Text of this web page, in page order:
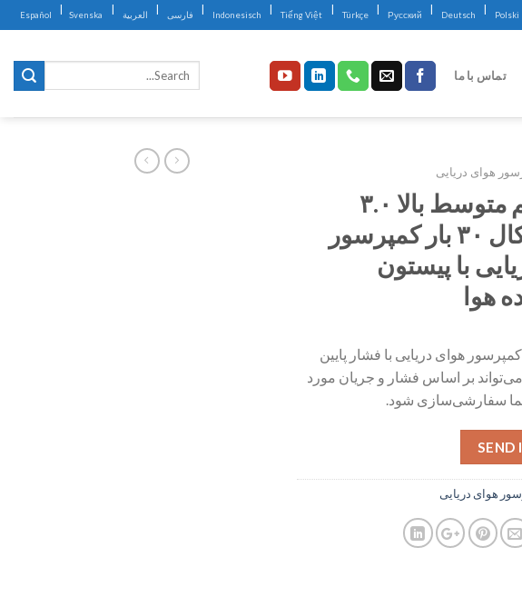
Polski
|
Deutsch
|
Русский
|
Türkçe
|
Tiếng Việt
|
Indonesisch
| فارسی | العربية |
Svenska
|
Español
تماس با ما
هوای دریایی
فشار کم متوسط ​​بالا ۳.۰
مگاپاسکال ۳۰ بار کمپرسور
با پیستون
هوا
هوای دریایی با فشار پایین
بر اساس فشار و جریان مورد
سفارشی‌سازی شود.
SEND
هوای دریایی